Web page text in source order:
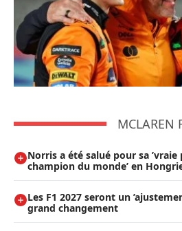
MCLAREN
Norris a été salué pour sa
champion du monde’ en
Les F1 2027 seront un
grand changement